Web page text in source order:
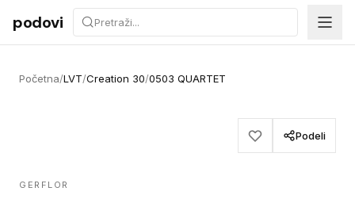
Preskoči na sadržaj
podovi
Početna/LVT/Creation 30/0503 QUARTET
Podeli
GERFLOR